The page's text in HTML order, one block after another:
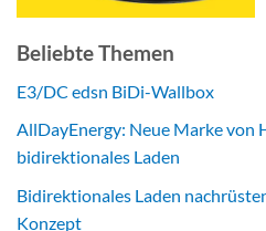
Beliebte Themen
E3/DC edsn BiDi-Wallbox
AllDayEnergy: Neue Marke von
bidirektionales Laden
Bidirektionales Laden
Konzept